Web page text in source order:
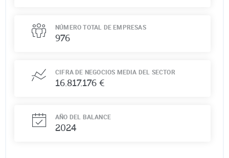
NÚMERO TOTAL DE EMPRESAS
976
CIFRA DE NEGOCIOS MEDIA DEL SECTOR
16.817.176 €
AÑO DEL BALANCE
2024